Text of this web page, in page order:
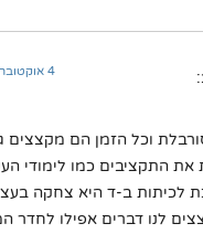
4 אוקטובר 2022 בשעה 13:31
וכל הזמן הם מקצצים
התקציבים כמו לימודי
לכיתות ב-ד היא צחקה
לנו דברים אפילו לחדר